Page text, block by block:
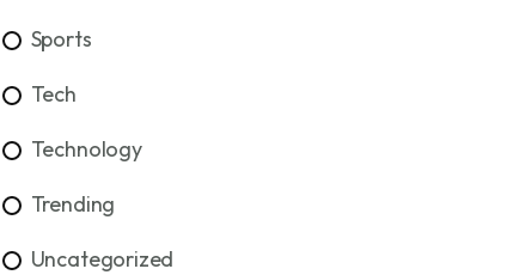
Sports
Tech
Technology
Trending
Uncategorized